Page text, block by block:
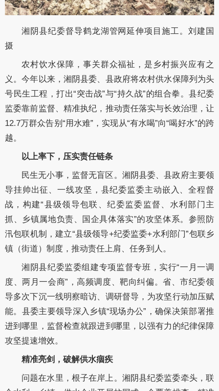
湘阴县纪委督导鹤龙湖管网延伸项目施工。刘建国
摄
农村饮水保障，事关群众福祉，是乡村振兴应有之
义。今年以来，湘阴县委、县政府将农村供水保障列为头
号民生工程，打出“突击战”与“持久战”的组合拳。县纪委
监委靠前监督、精准执纪，推动责任落实与长效治理，让
12.7万群众告别“用水难”，实现从“有水喝”向“喝好水”的跨
越。
以上率下，压实责任链条
民生无小事，监督无盲区。湘阴县委、县政府主要领
导挂帅出征、一线攻坚，县纪委监委主动嵌入、全程督
战，构建“县级领导包联、纪委监委监督、水利部门主
抓、乡镇属地负责、国企具体落实”的攻坚体系。参照防
汛包联机制，建立“县级领导+纪委监委+水利部门”包联乡
镇（街道）制度，推动责任上肩、任务到人。
湘阴县纪委监委组建专项监督专班，实行“一月一调
度、两月一会商”，高频调度、靶向纠偏。省、市纪委领
导多次下沉一线明察暗访、调研督导，为攻坚行动加压赋
能。县委主要领导深入乡镇“现场办公”，确保决策部署推
进到哪里，监督检查就跟进到哪里，以强有力的纪律保障
攻坚提速增效。
精准亮剑，破解供水痼疾
问题在水里，根子在岸上。湘阴县纪委监委牵头，联